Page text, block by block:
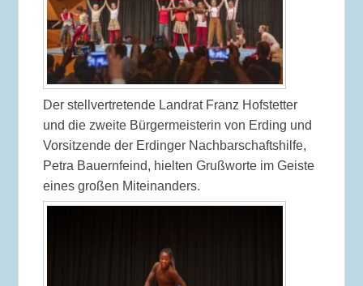
Der stellvertretende Landrat Franz Hofstetter
und die zweite Bürgermeisterin von Erding und
Vorsitzende der Erdinger Nachbarschaftshilfe,
Petra Bauernfeind, hielten Grußworte im Geiste
eines großen Miteinanders.